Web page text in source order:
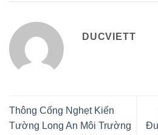
DUCVIETT
Thông Cống Nghẹt Kiến
Tường Long An Môi Trường